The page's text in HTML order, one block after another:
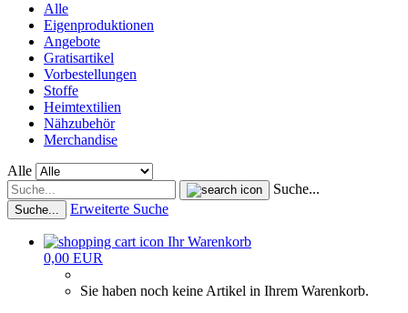
Alle
Eigenproduktionen
Angebote
Gratisartikel
Vorbestellungen
Stoffe
Heimtextilien
Nähzubehör
Merchandise
Alle
Suche...
Suche... Erweiterte Suche
Ihr Warenkorb
0,00 EUR
Sie haben noch keine Artikel in Ihrem Warenkorb.